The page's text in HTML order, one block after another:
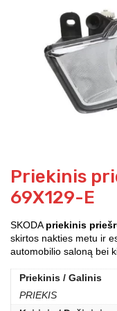
Priekinis
69X129-E
SKODA priekinis
skirtos nakties metu ir
automobilio saloną bei
Priekinis / Galinis
PRIEKIS